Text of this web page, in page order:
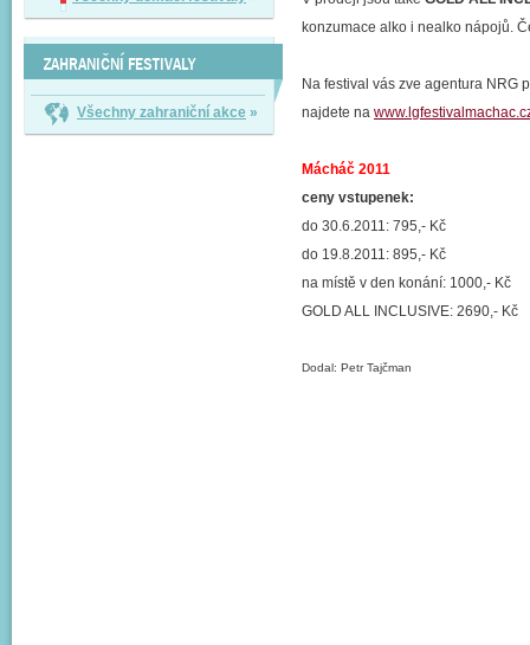
ZAHRANIČNÍ FESTIVALY
Všechny zahraniční akce »
konzumace alko i nealko nápojů.
Na festival vás zve agentura NRG
najdete na
Mácháč 2011
ceny vstupenek:
do 30.6.2011: 795,- Kč
do 19.8.2011: 895,- Kč
na místě v den konání: 1000,- Kč
GOLD ALL INCLUSIVE: 2690,- Kč
Dodal: Petr Tajčman